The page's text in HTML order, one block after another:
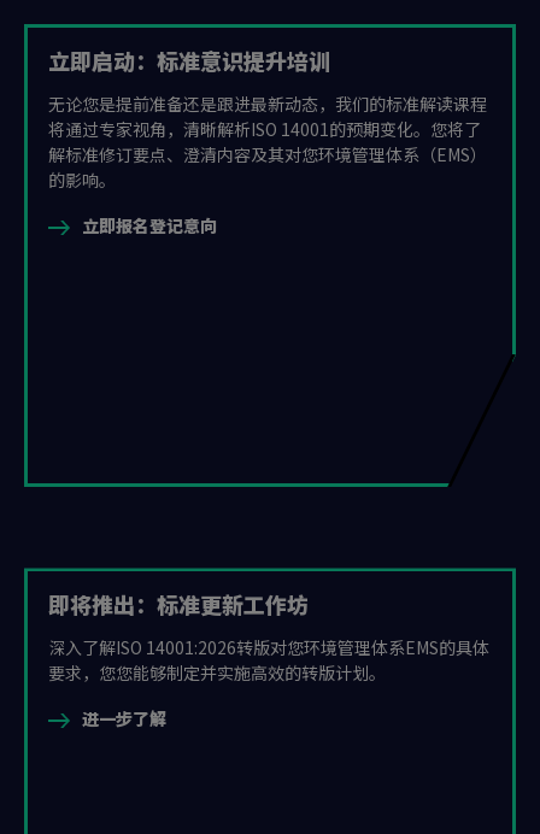
立即启动：标准意识提升培训
无论您是提前准备还是跟进最新动态，我们的标准解读课程
将通过专家视角，清晰解析ISO 14001的预期变化。您将了
解标准修订要点、澄清内容及其对您环境管理体系（EMS）
的影响。
立即报名登记意向
即将推出：标准更新工作坊
深入了解ISO 14001:2026转版对您环境管理体系EMS的具体
要求，您您能够制定并实施高效的转版计划。
进一步了解